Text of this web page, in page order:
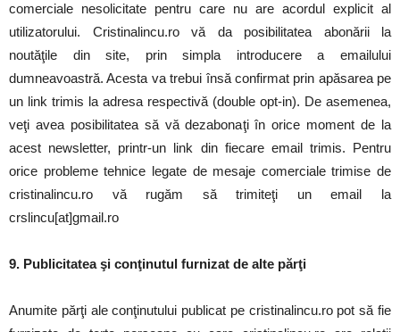
comerciale nesolicitate pentru care nu are acordul explicit al
utilizatorului. Cristinalincu.ro vă da posibilitatea abonării la
noutăţile din site, prin simpla introducere a emailului
dumneavoastră. Acesta va trebui însă confirmat prin apăsarea pe
un link trimis la adresa respectivă (double opt-in). De asemenea,
veţi avea posibilitatea să vă dezabonaţi în orice moment de la
acest newsletter, printr-un link din fiecare email trimis. Pentru
orice probleme tehnice legate de mesaje comerciale trimise de
cristinalincu.ro vă rugăm să trimiteţi un email la
crslincu[at]gmail.ro
9. Publicitatea şi conţinutul furnizat de alte părţi
Anumite părţi ale conţinutului publicat pe cristinalincu.ro pot să fie